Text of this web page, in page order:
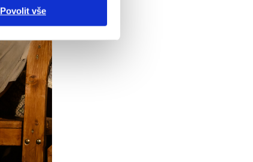
Povolit vše